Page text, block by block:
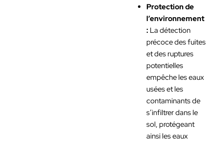
Protection de
l’environnement
: La détection
précoce des fuites
et des ruptures
potentielles
empêche les eaux
usées et les
contaminants de
s’infiltrer dans le
sol, protégeant
ainsi les eaux